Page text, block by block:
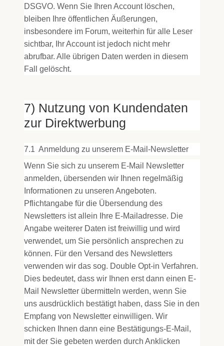
DSGVO. Wenn Sie Ihren Account löschen,
bleiben Ihre öffentlichen Äußerungen,
insbesondere im Forum, weiterhin für alle Leser
sichtbar, Ihr Account ist jedoch nicht mehr
abrufbar. Alle übrigen Daten werden in diesem
Fall gelöscht.
7) Nutzung von Kundendaten
zur Direktwerbung
7.1 Anmeldung zu unserem E-Mail-Newsletter
Wenn Sie sich zu unserem E-Mail Newsletter
anmelden, übersenden wir Ihnen regelmäßig
Informationen zu unseren Angeboten.
Pflichtangabe für die Übersendung des
Newsletters ist allein Ihre E-Mailadresse. Die
Angabe weiterer Daten ist freiwillig und wird
verwendet, um Sie persönlich ansprechen zu
können. Für den Versand des Newsletters
verwenden wir das sog. Double Opt-in Verfahren.
Dies bedeutet, dass wir Ihnen erst dann einen E-
Mail Newsletter übermitteln werden, wenn Sie
uns ausdrücklich bestätigt haben, dass Sie in den
Empfang von Newsletter einwilligen. Wir
schicken Ihnen dann eine Bestätigungs-E-Mail,
mit der Sie gebeten werden durch Anklicken